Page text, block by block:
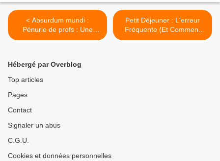
< Absurdum mundi :
Pénurie de profs : Une
grand-mère de 85 ans
Petit Déjeuner : L'erreur
Fréquente (Et Comment
Faire Mieux) >
Hébergé par Overblog
Top articles
Pages
Contact
Signaler un abus
C.G.U.
Cookies et données personnelles